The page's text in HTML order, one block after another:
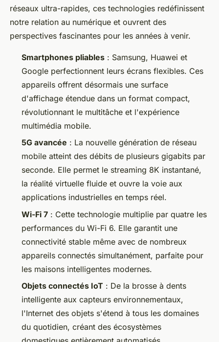
réseaux ultra-rapides, ces technologies redéfinissent
notre relation au numérique et ouvrent des
perspectives fascinantes pour les années à venir.
Smartphones pliables : Samsung, Huawei et
Google perfectionnent leurs écrans flexibles. Ces
appareils offrent désormais une surface
d'affichage étendue dans un format compact,
révolutionnant le multitâche et l'expérience
multimédia mobile.
5G avancée : La nouvelle génération de réseau
mobile atteint des débits de plusieurs gigabits par
seconde. Elle permet le streaming 8K instantané,
la réalité virtuelle fluide et ouvre la voie aux
applications industrielles en temps réel.
Wi-Fi 7 : Cette technologie multiplie par quatre les
performances du Wi-Fi 6. Elle garantit une
connectivité stable même avec de nombreux
appareils connectés simultanément, parfaite pour
les maisons intelligentes modernes.
Objets connectés IoT : De la brosse à dents
intelligente aux capteurs environnementaux,
l'Internet des objets s'étend à tous les domaines
du quotidien, créant des écosystèmes